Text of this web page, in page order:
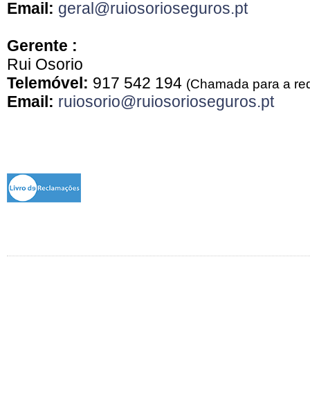
Email: geral@ruiosorioseguros.pt
Gerente :
Rui Osorio
Telemóvel: 917 542 194 (Chamada para a
Email: ruiosorio@ruiosorioseguros.pt